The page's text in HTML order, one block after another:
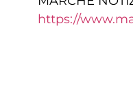
https://